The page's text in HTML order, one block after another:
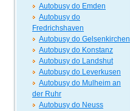
Autobusy do Emden
Autobusy do
Fredrichshaven
Autobusy do Gelsenkirchen
Autobusy do Konstanz
Autobusy do Landshut
Autobusy do Leverkusen
Autobusy do Mulheim an
der Ruhr
Autobusy do Neuss